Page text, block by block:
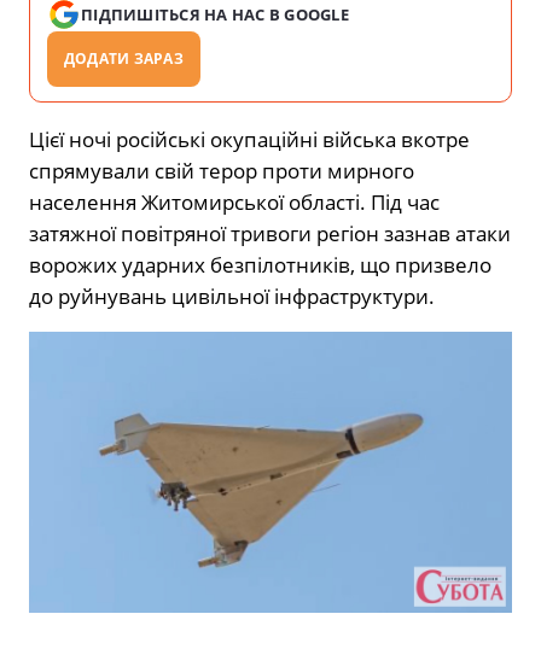
ПІДПИШІТЬСЯ НА НАС В GOOGLE
ДОДАТИ ЗАРАЗ
Цієї ночі російські окупаційні війська вкотре
спрямували свій терор проти мирного
населення Житомирської області. Під час
затяжної повітряної тривоги регіон зазнав атаки
ворожих ударних безпілотників, що призвело
до руйнувань цивільної інфраструктури.